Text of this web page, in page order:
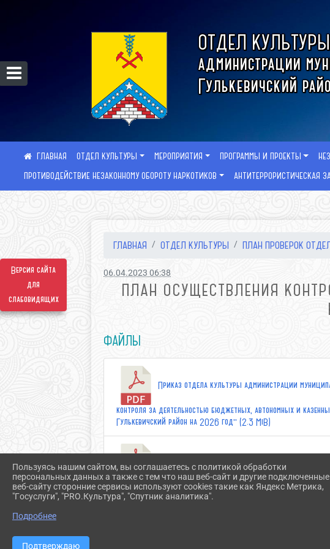
Версия сайта
для
слабовидящих
ОТДЕЛ КУЛЬТУРЫ
администрации
Гулькевичский
ОТДЕЛ КУЛЬТУРЫ МЕРОПРИЯТИЯ ПРОГРАММЫ И ПРОЕКТЫ
ПРОТИВОДЕЙСТВИЕ НЕЗАКОННОМУ ОБОРОТУ НАРКОТИКОВ
АНТИТЕРРОРИСТИЧЕСКАЯ
ГЛАВНАЯ ОТДЕЛ КУЛЬТУРЫ ПЛАН ПРОВЕРОК
06.04.2023 06:38
ПЛАН ОСУЩЕСТВЛЕНИЯ
ФАЙЛЫ
Приказ отдела культуры администрации
контроля за деятельностью бюджетных, автономных и
Гулькевичский район на 2026 год" (2.3 MiB)
Приказ отдела культуры администрации
контроля за деятельностью бюджетных, автономных и
Гулькевичский район на 2025 год» (1.3 MiB)
Приказ отдела культуры администрации
Пользуясь нашим сайтом, вы соглашаетесь с политикой обработки
персональных данных а также с тем что наш веб-сайт и другие подключенные
веб-сайту сторонние сервисы используют cookies такие как Яндекс Метрика,
"Госуслуги", "PRO.Культура", "Спутник аналитика".
Подробнее
Подтверждаю